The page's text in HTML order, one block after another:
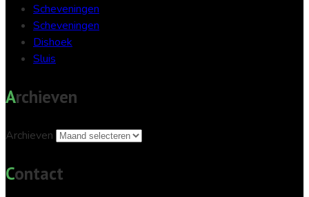
Scheveningen
Scheveningen
Dishoek
Sluis
Archieven
Archieven
Contact